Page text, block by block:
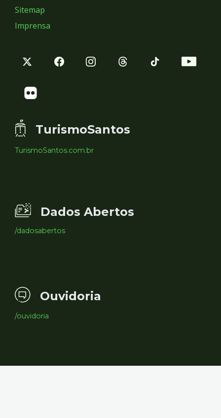
Sitemap
Imprensa
TurismoSantos
TurismoSantos.com.br
Dados Abertos
/dadosabertos
Ouvidoria
/ouvidoria